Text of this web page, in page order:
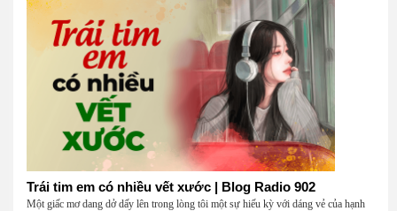
Trái tim em có nhiều vết xước | Blog Radio 902
Một giấc mơ dang dở dấy lên trong lòng tôi một sự hiếu kỳ với dáng vẻ của hạnh